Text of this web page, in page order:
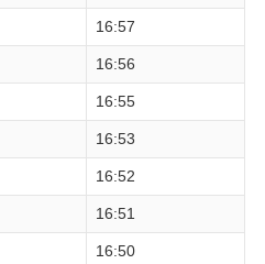
16:57
16:56
16:55
16:53
16:52
16:51
16:50